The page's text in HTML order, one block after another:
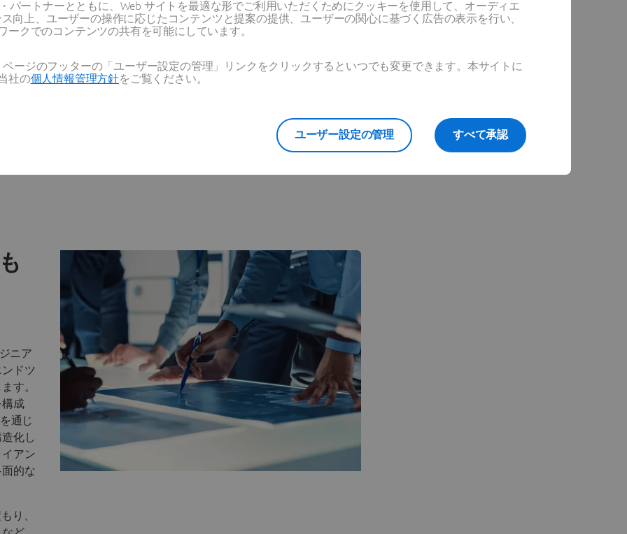
企業全体で統合
ERP、CRM、セールス、エンジニアリ
ング、運用をシームレスに連携させま
ニア
ドツ
す。
構成
通じ
化し
アン
的な
り、
パートナーとともに、Web サイトを最適な形でご利用いただくためにクッキーを使用して、オーディエ
向上、ユーザーの操作に応じたコンテンツと提案の提供、ユーザーの関心に基づく広告の表示を行い、
クでのコンテンツの共有を可能にしています。
ージのフッターの「ユーザー設定の管理」リンクをクリックするといつでも変更できます。本サイトに
社の個人情報管理方針をご覧ください。
すべて承認
ユーザー設定の管理